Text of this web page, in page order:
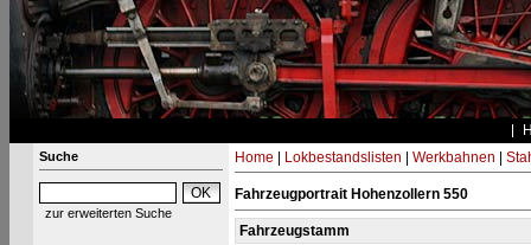
Suche
zur erweiterten Suche
Home Lokbestandslisten Werkbahnen
Fahrzeugportrait Hohenzollern 550
Fahrzeugstamm